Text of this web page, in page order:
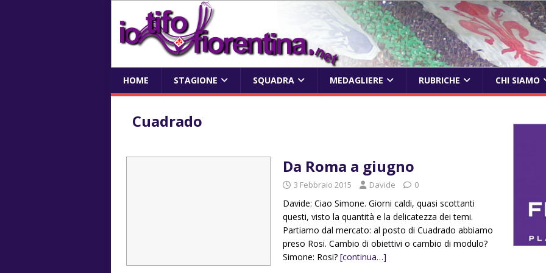
HOME STAGIONE SQUADRA MEDAGLIERE RUBRICHE CHI SIAMO
Cuadrado
Da Roma a giugno
3 Febbraio 2015 Davide 0
Davide: Ciao Simone. Giorni caldi, quasi scottanti
questi, visto la quantità e la delicatezza dei temi.
Partiamo dal mercato: al posto di Cuadrado abbiamo
preso Rosi. Cambio di obiettivi o cambio di modulo?
Simone: Rosi? [continua…]